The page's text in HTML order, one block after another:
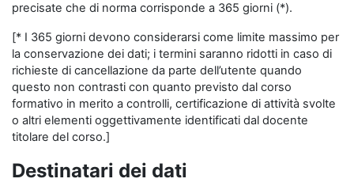
precisate che di norma corrisponde a 365 giorni (*).
[* I 365 giorni devono considerarsi come limite massimo per
la conservazione dei dati; i termini saranno ridotti in caso di
richieste di cancellazione da parte dell’utente quando
questo non contrasti con quanto previsto dal corso
formativo in merito a controlli, certificazione di attività svolte
o altri elementi oggettivamente identificati dal docente
titolare del corso.]
Destinatari dei dati